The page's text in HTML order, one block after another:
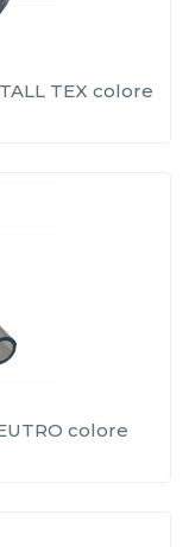
TEX colore
colore